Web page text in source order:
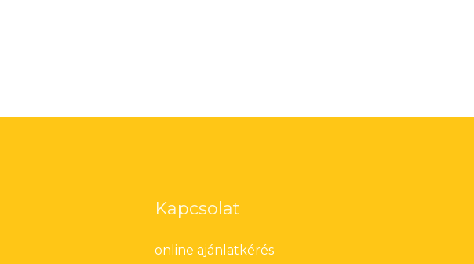
Kapcsolat
online ajánlatkérés